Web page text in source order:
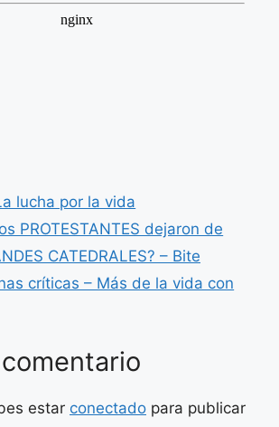
lucha por la vida
PROTESTANTES dejaron de
CATEDRALES? – Bite
críticas – Más de la vida con
estar conectado para publicar